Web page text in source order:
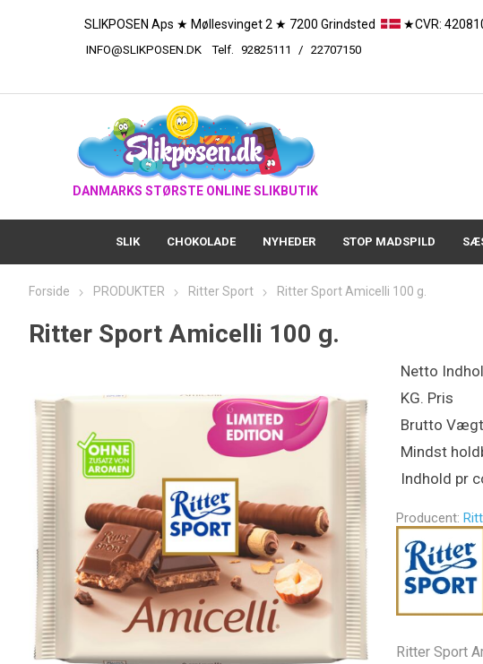
SLIKPOSEN Aps ★ Møllesvinget 2 ★ 7200 Grindsted ★CVR:
INFO@SLIKPOSEN.DK Telf. 92825111 /
DANMARKS STØRSTE ONLINE SLIKBUTIK
SLIK CHOKOLADE NYHEDER STOP MADSPILD
Forside PRODUKTER Ritter Sport Ritter Sport Amicelli 100 g.
Ritter Sport Amicelli 100 g.
Netto
KG. Pris
Brutto
Mindst
Indhold pr
Producent:
Ritter Sport